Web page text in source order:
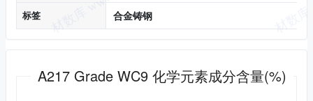
标签 合金铸钢
A217 Grade WC9 化学元素成分含量(%)